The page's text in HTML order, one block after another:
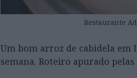
Restaurante
Um bom arroz de cabidela em
semana. Roteiro apurado